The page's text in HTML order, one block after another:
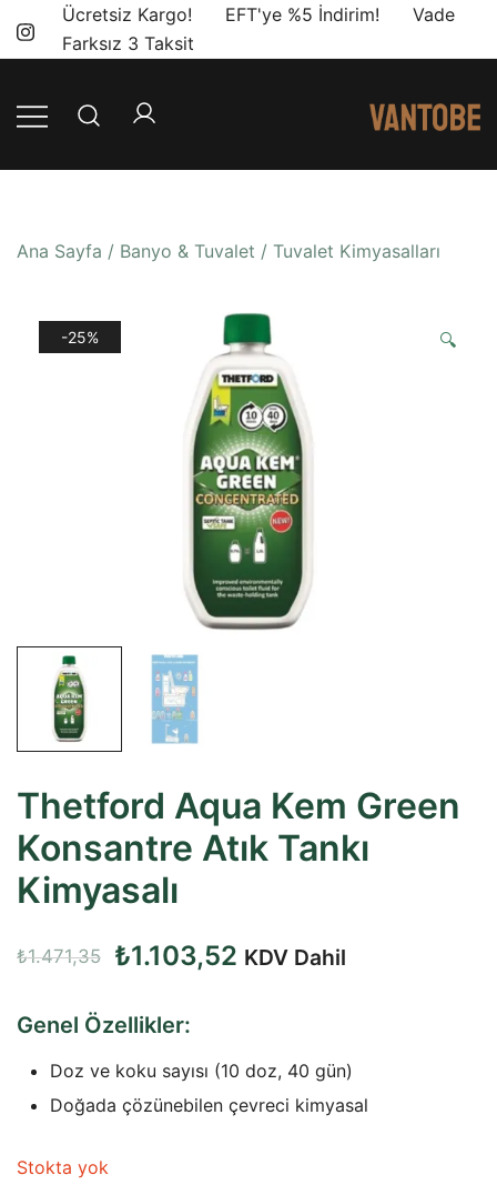
Ücretsiz Kargo! EFT'ye %5 İndirim! Vade
Farksız 3 Taksit
en doğru
Ana Sayfa / Banyo & Tuvalet / Tuvalet Kimyasalları
-25% 🔍
Thetford Aqua Kem Green
Konsantre Atık Tankı
Kimyasalı
₺1.471,35
Orijinal
₺1.471,35.
₺1.103,52 Şu
₺1.103,52.
KDV Dahil
Genel Özellikler:
Doz ve koku sayısı (10 doz, 40 gün)
Doğada çözünebilen çevreci kimyasal
Stokta yok